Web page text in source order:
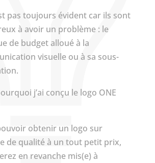
pas toujours évident car ils sont
à avoir un problème : le
de budget alloué à la
visuelle ou à sa sous-
j’ai conçu le logo ONE
obtenir un logo sur
de qualité à un tout petit prix,
en revanche mis(e) à